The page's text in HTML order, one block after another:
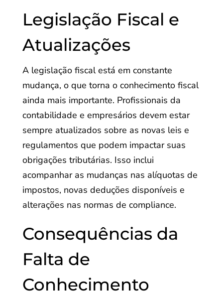
Legislação Fiscal e
Atualizações
A legislação fiscal está em constante
mudança, o que torna o conhecimento fiscal
ainda mais importante. Profissionais da
contabilidade e empresários devem estar
sempre atualizados sobre as novas leis e
regulamentos que podem impactar suas
obrigações tributárias. Isso inclui
acompanhar as mudanças nas alíquotas de
impostos, novas deduções disponíveis e
alterações nas normas de compliance.
Consequências da
Falta de
Conhecimento